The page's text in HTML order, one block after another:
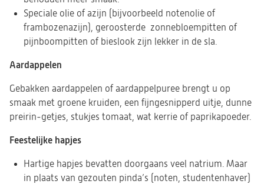
Speciale olie of azijn (bijvoorbeeld notenolie of
frambozenazijn), geroosterde zonnebloempitten of
pijnboompitten of bieslook zijn lekker in de sla.
Aardappelen
Gebakken aardappelen of aardappelpuree brengt u op
smaak met groene kruiden, een fijngesnipperd uitje, dunne
preirin-getjes, stukjes tomaat, wat kerrie of paprikapoeder.
Feestelijke hapjes
Hartige hapjes bevatten doorgaans veel natrium. Maar
in plaats van gezouten pinda’s (noten, studentenhaver)